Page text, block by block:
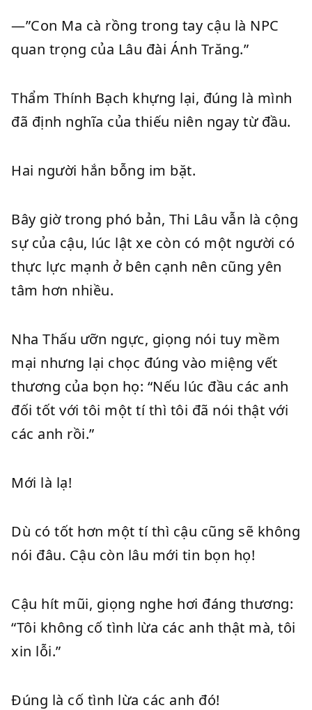
—”Con Ma cà rồng trong tay cậu là NPC
quan trọng của Lâu đài Ánh Trăng.”
Thẩm Thính Bạch khựng lại, đúng là mình
đã định nghĩa của thiếu niên ngay từ đầu.
Hai người hắn bỗng im bặt.
Bây giờ trong phó bản, Thi Lâu vẫn là cộng
sự của cậu, lúc lật xe còn có một người có
thực lực mạnh ở bên cạnh nên cũng yên
tâm hơn nhiều.
Nha Thấu ưỡn ngực, giọng nói tuy mềm
mại nhưng lại chọc đúng vào miệng vết
thương của bọn họ: “Nếu lúc đầu các anh
đối tốt với tôi một tí thì tôi đã nói thật với
các anh rồi.”
Mới là lạ!
Dù có tốt hơn một tí thì cậu cũng sẽ không
nói đâu. Cậu còn lâu mới tin bọn họ!
Cậu hít mũi, giọng nghe hơi đáng thương:
“Tôi không cố tình lừa các anh thật mà, tôi
xin lỗi.”
Đúng là cố tình lừa các anh đó!